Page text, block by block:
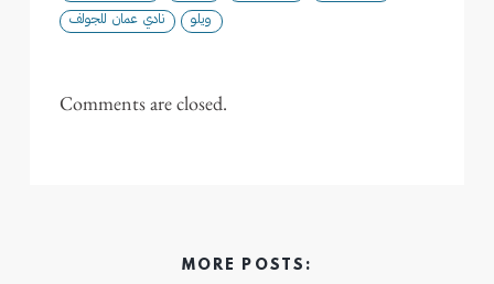
نادي عمان للجولف
ويلو
Comments are closed.
MORE POSTS: